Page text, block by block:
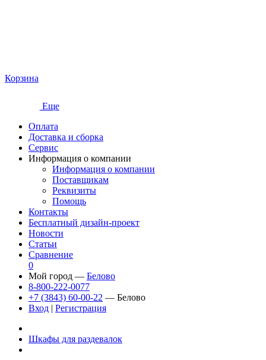
Корзина
Еще
Оплата
Доставка и сборка
Сервис
Информация о компании
Информация о компании
Поставщикам
Реквизиты
Помощь
Контакты
Бесплатный дизайн-проект
Новости
Статьи
Сравнение
0
Мой город — Белово
8-800-222-0077
+7 (3843) 60-00-22 — Белово
Вход | Регистрация
Шкафы для раздевалок